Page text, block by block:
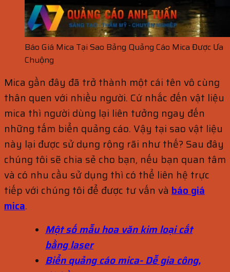
Báo Giá Mica Tại Sao Bảng Quảng Cáo Mica Được Ưa
Chuộng
Mica gần đây đã trở thành một cái tên vô cùng
thân quen với nhiều người. Cứ nhắc đến vật liệu
mica thì người dùng lại liên tưởng ngay đến
những tấm biển quảng cáo. Vậy tại sao vật liệu
này lại được sử dụng rộng rãi như thế? Sau đây
chúng tôi sẽ chia sẻ cho bạn, nếu bạn quan tâm
và có nhu cầu sử dụng thì có thể liên hệ trực
tiếp với chúng tôi để được tư vấn và báo giá
mica.
Một số mẫu hoa văn kim loại cắt
bằng laser
Biển quảng cáo mica- Dễ gia công,